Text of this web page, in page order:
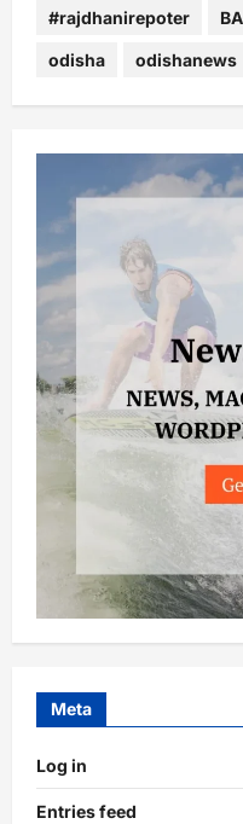
#rajdhanirepoter
odisha odishanews
Meta
Log in
Entries feed